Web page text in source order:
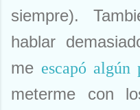
siempre).
hablar
me escapó algún
meterme con